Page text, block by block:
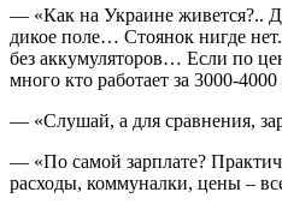
— «Как на Украине живется?..
дикое поле… Стоянок нигде
без аккумуляторов… Если по
много кто работает за 3000-
— «Слушай, а для сравнения,
— «По самой зарплате?
расходы, коммуналки, цены –